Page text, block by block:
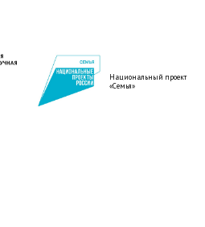
Национальный проект
«Семья»